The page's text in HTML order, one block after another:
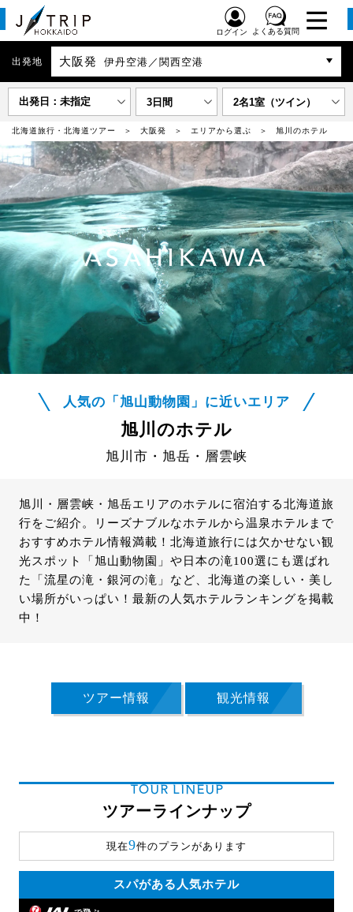
ログイン よくある質問
出発地 大阪発 伊丹空港／関西空港
出発日：未指定 3日間 2名1室（ツイン）
北海道旅行・北海道ツアー 大阪発 エリアから選ぶ 旭川のホテル
ASAHIKAWA
人気の「旭山動物園」に近いエリア
旭川のホテル
旭川市・旭岳・層雲峡
旭川・層雲峡・旭岳エリアのホテルに宿泊する北海道旅
行をご紹介。リーズナブルなホテルから温泉ホテルまで
おすすめホテル情報満載！北海道旅行には欠かせない観
光スポット「旭山動物園」や日本の滝100選にも選ばれ
た「流星の滝・銀河の滝」など、北海道の楽しい・美し
い場所がいっぱい！最新の人気ホテルランキングを掲載
中！
ツアー情報 観光情報
TOUR LINEUP
ツアーラインナップ
現在9件のプランがあります
スパがある人気ホテル